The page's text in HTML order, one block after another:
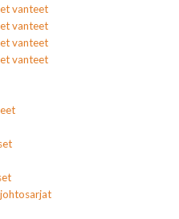
vanteet
vanteet
vanteet
vanteet